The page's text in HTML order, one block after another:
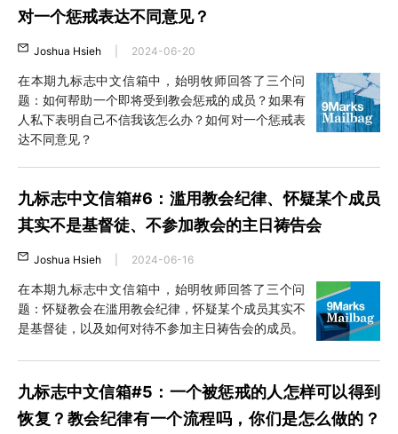
对一个惩戒表达不同意见？
Joshua Hsieh 2024-06-20
在本期九标志中文信箱中，始明牧师回答了三个问
题：如何帮助一个即将受到教会惩戒的成员？如果有
人私下表明自己不信我该怎么办？如何对一个惩戒表
达不同意见？
九标志中文信箱#6：滥用教会纪律、怀疑某个成员
其实不是基督徒、不参加教会的主日祷告会
Joshua Hsieh 2024-06-16
在本期九标志中文信箱中，始明牧师回答了三个问
题：怀疑教会在滥用教会纪律，怀疑某个成员其实不
是基督徒，以及如何对待不参加主日祷告会的成员。
九标志中文信箱#5：一个被惩戒的人怎样可以得到
恢复？教会纪律有一个流程吗，你们是怎么做的？